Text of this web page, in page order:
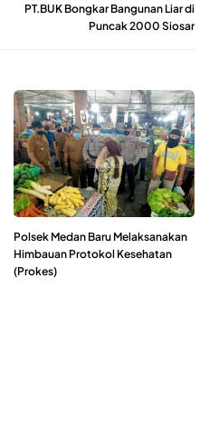
PT.BUK Bongkar Bangunan Liar di
Puncak 2000 Siosar
Polsek Medan Baru Melaksanakan
Himbauan Protokol Kesehatan
(Prokes)